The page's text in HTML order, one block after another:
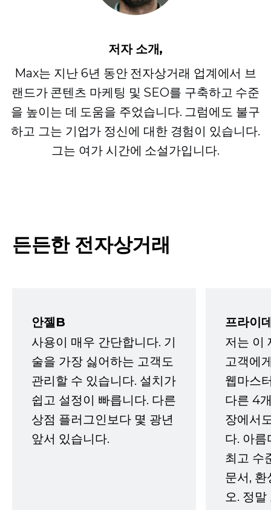
저자 소개,
Max는 지난 6년 동안 전자상거래 업계에서 브
랜드가 콘텐츠 마케팅 및 SEO를 구축하고 수준
을 높이는 데 도움을 주었습니다. 그럼에도 불구
하고 그는 기업가 정신에 대한 경험이 있습니다.
그는 여가 시간에 소설가입니다.
든든한 전자상거래
안젤B
사용이 매우 간단합니다. 기
술을 가장 싫어하는 고객도
관리할 수 있습니다. 설치가
쉽고 설정이 빠릅니다. 다른
상점 플러그인보다 몇 광년
앞서 있습니다.
프라이
저는 이
고객에
웹마스
다른 4
장에서
다. 아름
최고 수
문서,
오. 정